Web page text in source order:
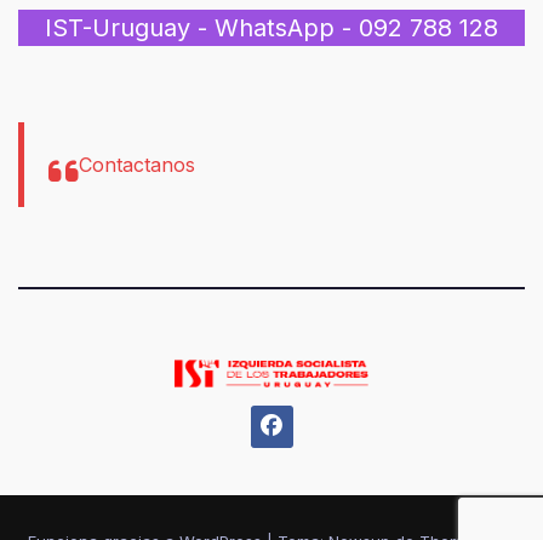
IST-Uruguay - WhatsApp - 092 788 128
Contactanos